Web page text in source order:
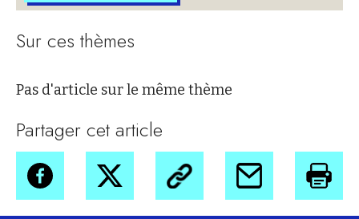
Sur ces thèmes
Pas d'article sur le même thème
Partager cet article